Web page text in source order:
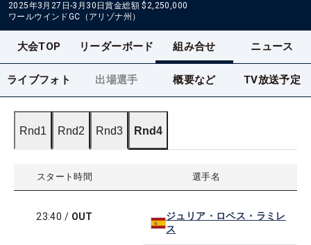
2025年3月27日-3月30日賞金総額 $2,250,000
ワールウインドGC（アリゾナ州）
大会TOP リーダーボード 組み合せ ニュース
ライブフォト 出場選手 概要など TV放送予定
Rnd1 Rnd2 Rnd3 Rnd4
スタート時間 選手名
23:40 / OUT
ジュリア・ロペス・ラミレ
ス